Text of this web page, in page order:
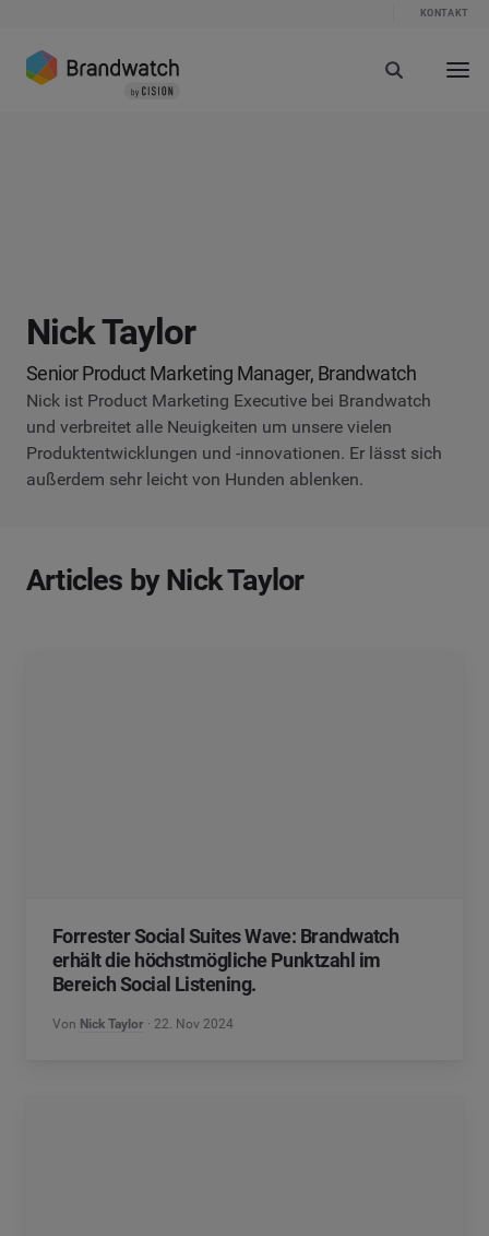
KONTAKT
Nick Taylor
Senior Product Marketing Manager, Brandwatch
Nick ist Product Marketing Executive bei Brandwatch
und verbreitet alle Neuigkeiten um unsere vielen
Produktentwicklungen und -innovationen. Er lässt sich
außerdem sehr leicht von Hunden ablenken.
Articles by Nick Taylor
Forrester Social Suites Wave: Brandwatch
erhält die höchstmögliche Punktzahl im
Bereich Social Listening.
Von Nick Taylor 22. Nov 2024